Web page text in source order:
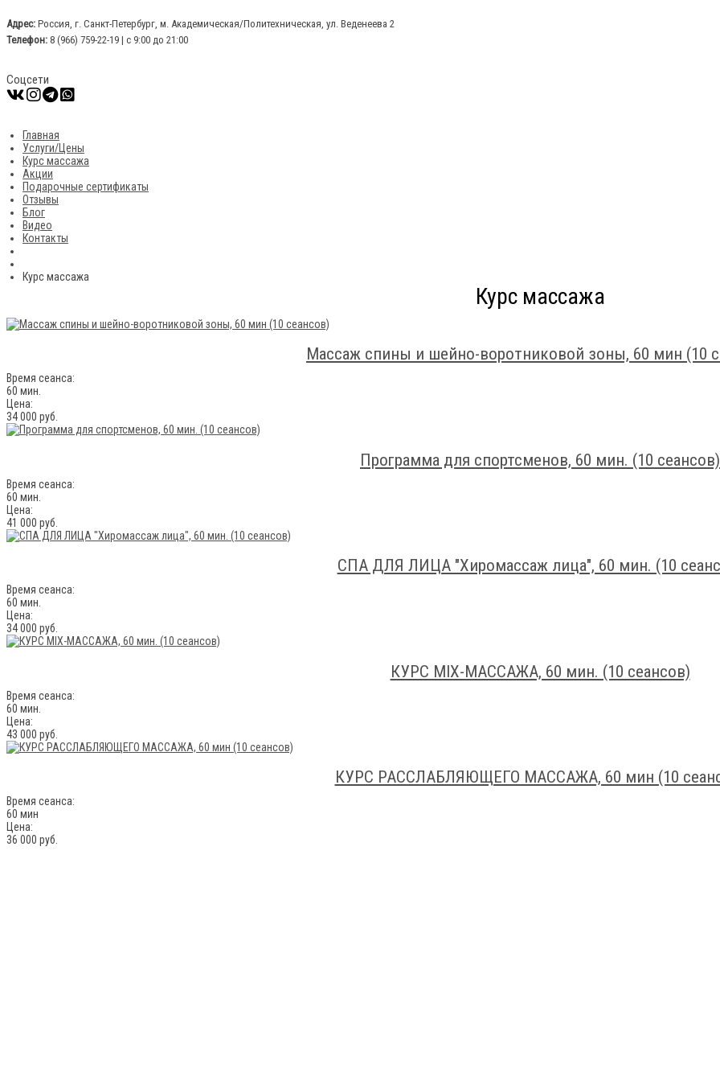
Адрес: Россия, г. Санкт-Петербург, м. Академическая/Политехническая, ул. Веденеева 2
Телефон: 8 (966) 759-22-19 | с 9:00 до 21:00
Соцсети
Главная
Услуги/Цены
Курс массажа
Акции
Подарочные сертификаты
Отзывы
Блог
Видео
Контакты
Курс массажа
Курс массажа
Массаж спины и шейно-воротниковой зоны, 60 мин (10
Время сеанса:
60 мин.
Цена:
34 000 руб.
Программа для спортсменов, 60 мин. (10 сеансов)
Время сеанса:
60 мин.
Цена:
41 000 руб.
СПА ДЛЯ ЛИЦА "Хиромассаж лица", 60 мин. (10
Время сеанса:
60 мин.
Цена:
34 000 руб.
КУРС MIX-МАССАЖА, 60 мин. (10 сеансов)
Время сеанса:
60 мин.
Цена:
43 000 руб.
КУРС РАССЛАБЛЯЮЩЕГО МАССАЖА, 60 мин (10
Время сеанса:
60 мин
Цена:
36 000 руб.